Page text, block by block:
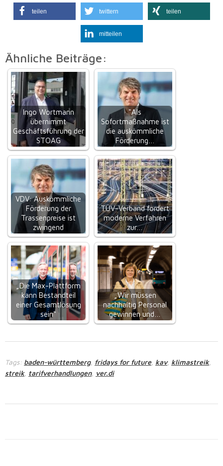
teilen twittern teilen
mitteilen
Ähnliche Beiträge:
Ingo Wortmann
übernimmt
Geschäftsführung der
STOAG
"Als
Sofortmaßnahme ist
die auskömmliche
Förderung…
VDV: Auskömmliche
Förderung der
Trassenpreise ist
zwingend
TÜV-Verband fordert
moderne Verfahren
zur…
„Die Max-Plattform
kann Bestandteil
einer Gesamtlösung
sein“
„Wir müssen
nachhaltig Personal
gewinnen und…
Tags: baden-württemberg, fridays for future, kav, klimastreik,
streik, tarifverhandlungen, ver.di